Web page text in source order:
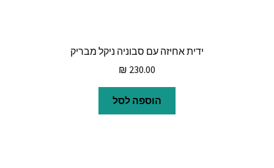
ידית אחיזה עם סבוניה ניקל מבריק
₪ 230.00
הוספה לסל